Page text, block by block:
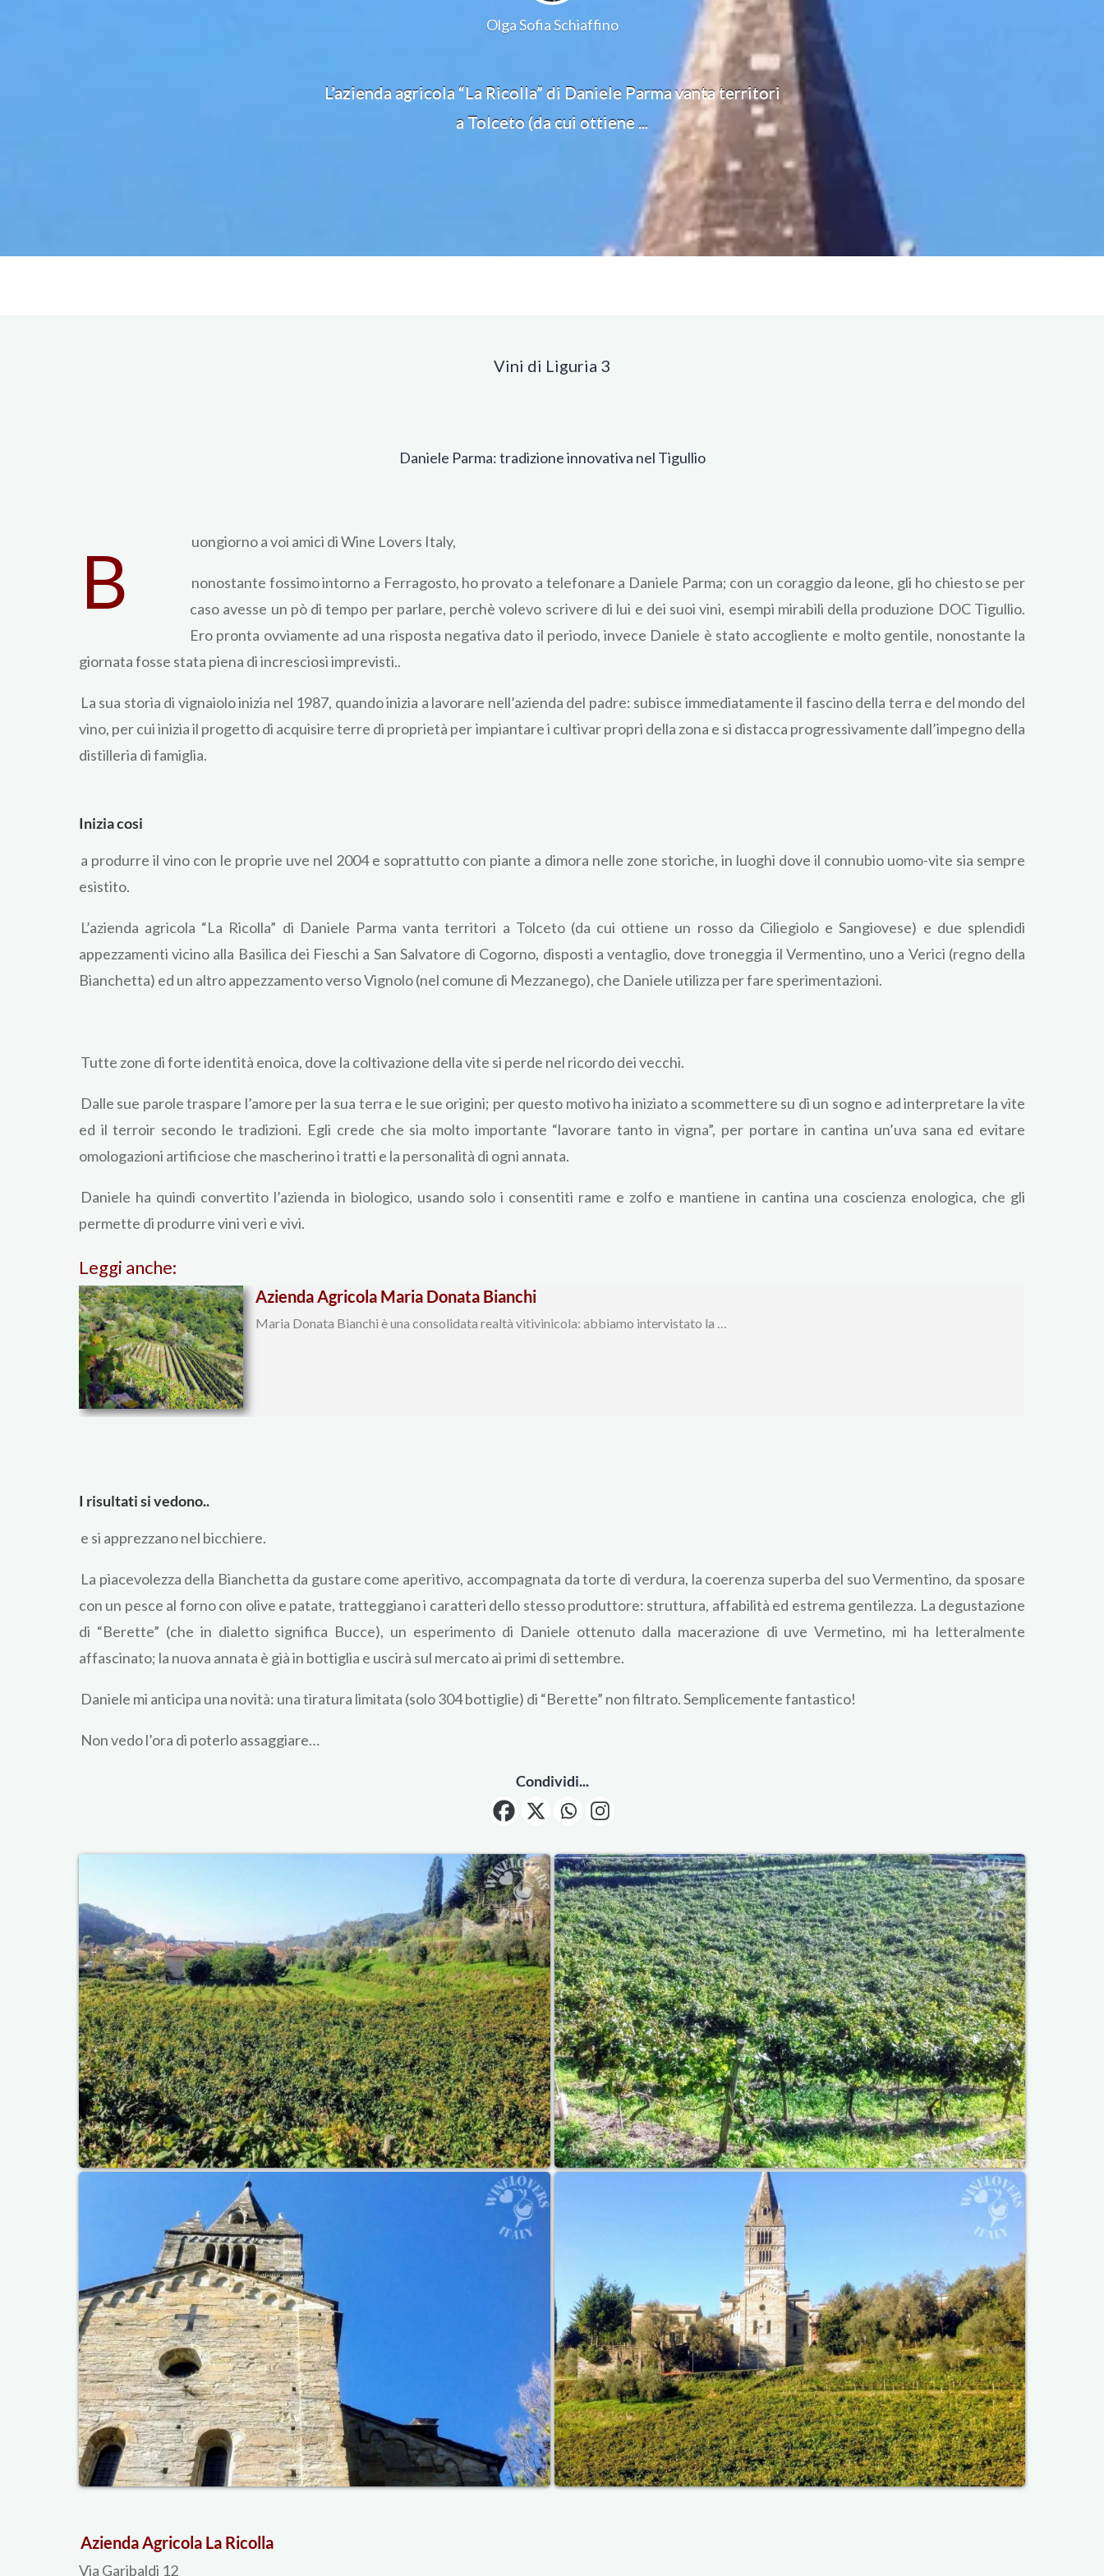
Olga Sofia Schiaffino
L’azienda agricola “La Ricolla” di Daniele Parma vanta territori
a Tolceto (da cui ottiene ...
Vini di Liguria 3
Daniele Parma: tradizione innovativa nel Tigullio
B uongiorno a voi amici di Wine Lovers Italy,
nonostante fossimo intorno a Ferragosto, ho provato a telefonare a Daniele Parma; con un coraggio da leone, gli ho chiesto se per
caso avesse un pò di tempo per parlare, perchè volevo scrivere di lui e dei suoi vini, esempi mirabili della produzione DOC Tigullio.
Ero pronta ovviamente ad una risposta negativa dato il periodo, invece Daniele è stato accogliente e molto gentile, nonostante la
giornata fosse stata piena di incresciosi imprevisti..
La sua storia di vignaiolo inizia nel 1987, quando inizia a lavorare nell’azienda del padre: subisce immediatamente il fascino della terra e del mondo del
vino, per cui inizia il progetto di acquisire terre di proprietà per impiantare i cultivar propri della zona e si distacca progressivamente dall’impegno della
distilleria di famiglia.
Inizia cosi
a produrre il vino con le proprie uve nel 2004 e soprattutto con piante a dimora nelle zone storiche, in luoghi dove il connubio uomo-vite sia sempre
esistito.
L’azienda agricola “La Ricolla” di Daniele Parma vanta territori a Tolceto (da cui ottiene un rosso da Ciliegiolo e Sangiovese) e due splendidi
appezzamenti vicino alla Basilica dei Fieschi a San Salvatore di Cogorno, disposti a ventaglio, dove troneggia il Vermentino, uno a Verici (regno della
Bianchetta) ed un altro appezzamento verso Vignolo (nel comune di Mezzanego), che Daniele utilizza per fare sperimentazioni.
Tutte zone di forte identità enoica, dove la coltivazione della vite si perde nel ricordo dei vecchi.
Dalle sue parole traspare l’amore per la sua terra e le sue origini; per questo motivo ha iniziato a scommettere su di un sogno e ad interpretare la vite
ed il terroir secondo le tradizioni. Egli crede che sia molto importante “lavorare tanto in vigna”, per portare in cantina un’uva sana ed evitare
omologazioni artificiose che mascherino i tratti e la personalità di ogni annata.
Daniele ha quindi convertito l’azienda in biologico, usando solo i consentiti rame e zolfo e mantiene in cantina una coscienza enologica, che gli
permette di produrre vini veri e vivi.
Leggi anche:
Azienda Agricola Maria Donata Bianchi
Maria Donata Bianchi è una consolidata realtà vitivinicola: abbiamo intervistato la …
I risultati si vedono..
e si apprezzano nel bicchiere.
La piacevolezza della Bianchetta da gustare come aperitivo, accompagnata da torte di verdura, la coerenza superba del suo Vermentino, da sposare
con un pesce al forno con olive e patate, tratteggiano i caratteri dello stesso produttore: struttura, affabilità ed estrema gentilezza. La degustazione
di “Berette” (che in dialetto significa Bucce), un esperimento di Daniele ottenuto dalla macerazione di uve Vermetino, mi ha letteralmente
affascinato; la nuova annata è già in bottiglia e uscirà sul mercato ai primi di settembre.
Daniele mi anticipa una novità: una tiratura limitata (solo 304 bottiglie) di “Berette” non filtrato. Semplicemente fantastico!
Non vedo l’ora di poterlo assaggiare…
Condividi...
Azienda Agricola La Ricolla
Via Garibaldi 12